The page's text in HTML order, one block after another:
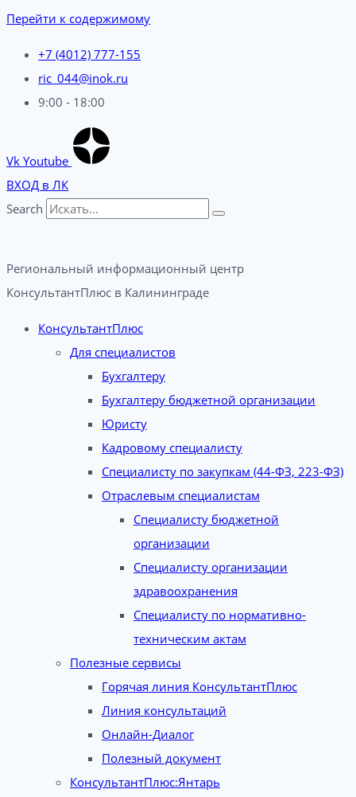
Перейти к содержимому
+7 (4012) 777-155
ric_044@inok.ru
9:00 - 18:00
Vk Youtube
ВХОД в ЛК
Search
Региональный информационный центр
КонсультантПлюс в Калининграде​
КонсультантПлюс
Для специалистов
Бухгалтеру
Бухгалтеру бюджетной организации
Юристу
Кадровому специалисту
Специалисту по закупкам (44-ФЗ, 223-ФЗ)
Отраслевым специалистам
Специалисту бюджетной
организации
Специалисту организации
здравоохранения
Специалисту по нормативно-
техническим актам
Полезные сервисы
Горячая линия КонсультантПлюс
Линия консультаций
Онлайн-Диалог
Полезный документ
КонсультантПлюс:Янтарь